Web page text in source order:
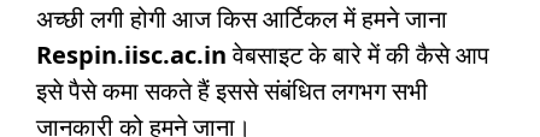
अच्छी लगी होगी आज किस आर्टिकल में हमने जाना
Respin.iisc.ac.inवेबसाइट के बारे में की कैसे आप
इसे पैसे कमा सकते हैं इससे संबंधित लगभग सभी
जानकारी को हमने जाना।